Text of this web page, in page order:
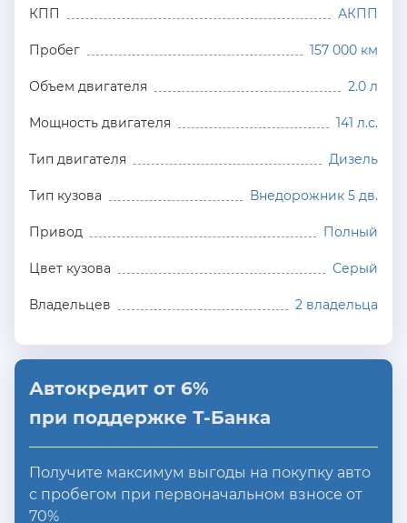
КПП АКПП
Пробег 157 000 км
Объем двигателя 2.0 л
Мощность двигателя 141 л.с.
Тип двигателя Дизель
Тип кузова Внедорожник 5 дв.
Привод Полный
Цвет кузова Серый
Владельцев 2 владельца
Автокредит от 6%
при поддержке Т-Банка
Получите максимум выгоды на покупку авто
с пробегом при первоначальном взносе от
70%